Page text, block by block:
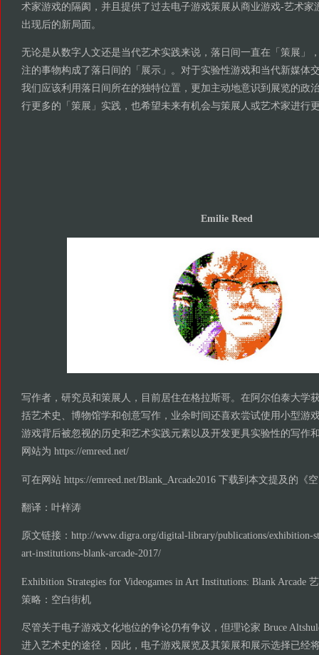
术家游戏的隔阂，并且提供了过去电子游戏策展从商业游戏-艺术家
出现后的新局面。
无论是从数字人文还是当代艺术实践来说，落日间一直在「策展」
注的事物构成了落日间的「展示」。对于实验性游戏和当代新媒体
我们应该利用落日间所在的独特位置，更加主动地意识到展览的政
行更多的「策展」实践，也希望未来有机会与策展人或艺术家进行
Emilie Reed
写作者，研究员和策展人，目前居住在格拉斯哥。在阿尔伯泰大学
括艺术史、博物馆学和创意写作，业余时间还喜欢尝试使用小型游
游戏背后被忽视的历史和艺术实践元素以及开发更具实验性的写作
网站为 https://emreed.net/
可在网站 https://emreed.net/Blank_Arcade2016 下载到本文提及的《
翻译：叶梓涛
原文链接：http://www.digra.org/digital-library/publications/exhibition-
art-institutions-blank-arcade-2017/
Exhibition Strategies for Videogames in Art Institutions: Blank Arcade
策略：空白街机
尽管关于电子游戏文化地位的争论仍有争议，但理论家 Bruce
进入艺术史的途径，因此，电子游戏展览及其策展和展示选择已经